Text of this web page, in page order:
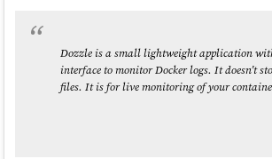
Dozzle is a small lightweight application
interface to monitor Docker logs. It doesn’t
files. It is for live monitoring of your